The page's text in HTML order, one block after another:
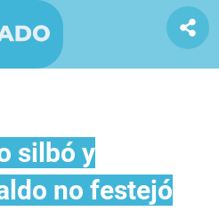
silbó y
no festejó